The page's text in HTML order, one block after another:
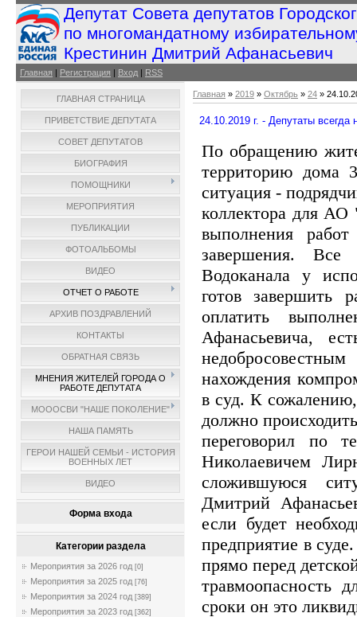
Депутат Совета депутатов
по многомандатному
Крестинин Дмитрий Афанасьевич
Главная | Регистрация | Вход | RSS
ГЛАВНАЯ СТРАНИЦА
ПРИВЕТСТВИЕ ДЕПУТАТА
СОВЕТ ДЕПУТАТОВ
БИОГРАФИЯ
ПОМОЩНИКИ
МЕРОПРИЯТИЯ
ПУБЛИКАЦИИ
ФОТОАЛЬБОМЫ
ВИДЕО
ОТЧЕТ О РАБОТЕ
АРХИВ ПОЗДРАВЛЕНИЙ
КОНТАКТЫ
ОБРАТНАЯ СВЯЗЬ
МНЕНИЯ ЖИТЕЛЕЙ ГОРОДА О
РАБОТЕ ДЕПУТАТА
МОООСВИ "НАШЕ ПОКОЛЕНИЕ"
НАША ПАМЯТЬ
ГЕРОИ НАШЕЙ СЕМЬИ - ИСТОРИЯ
ВОЕННЫХ ЛЕТ
ВИДЕО
Форма входа
Категории раздела
Мероприятия за 2026 год [0]
Мероприятия за 2025 год [76]
Мероприятия за 2024 год [389]
Мероприятия за 2023 год [362]
Главная » 2019 » Октябрь » 24 »
24.10.2019 г. - Депутаты всегда
По обращению
территорию дома
ситуация -
коллектора для АО
выполнения
завершения. Все
Водоканала у
готов завершить
оплатить
Афанасьевича,
нахождения
в суд. К
должно
переговорил по
Николаевичем
сложившуюся
Дмитрий
если будет
предприятие в
прямо перед
травмоопасность
сроки он это